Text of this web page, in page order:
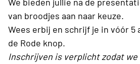
van broodjes aan naar keuze.
Wees erbij en schrijf je in vóór 5
de Rode knop.
Inschrijven is verplicht zodat